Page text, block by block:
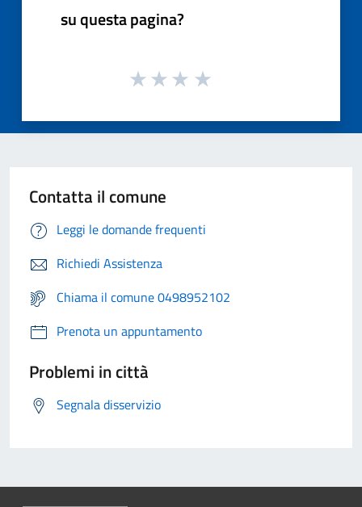
su questa pagina?
Contatta il comune
Leggi le domande frequenti
Richiedi Assistenza
Chiama il comune 0498952102
Prenota un appuntamento
Problemi in città
Segnala disservizio